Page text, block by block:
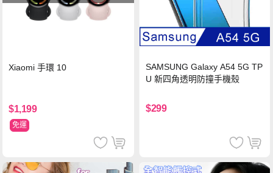
Xiaomi 手環 10
$1,199
免運
SAMSUNG Galaxy A54 5G TP
U 新四角透明防撞手機殼
$299